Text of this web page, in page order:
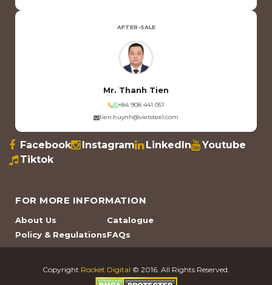
AFTER-SALE
Mr. Thanh Tien
+84 908 441 051
tien.huynh@vietsteel.com
Facebook Instagram LinkedIn
Youtube
Tiktok
FOR MORE INFORMATION
About Us
Policy & Regulations
Catalogue
FAQs
Copyright Rocket Digital © 2016. All Rights Reserved.